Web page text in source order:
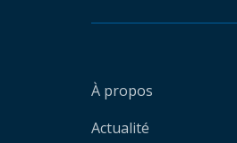
À propos
Actualité